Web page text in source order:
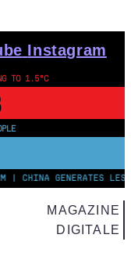
Instagram
TO 1.5°C
GENERATES LESS
MAGAZINE
DIGITALE